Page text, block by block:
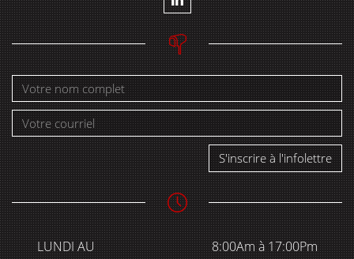
S'inscrire à l'infolettre
LUNDI AU
8:00Am à 17:00Pm